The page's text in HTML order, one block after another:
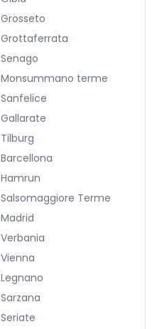
Grosseto
Grottaferrata
Senago
Monsummano terme
Sanfelice
Gallarate
Tilburg
Barcellona
Hamrun
Salsomaggiore Terme
Madrid
Verbania
Vienna
Legnano
Sarzana
Seriate